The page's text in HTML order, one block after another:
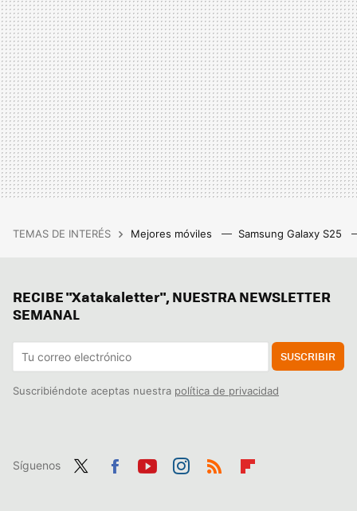
TEMAS DE INTERÉS Mejores móviles Samsung Galaxy S25
RECIBE "Xatakaletter", NUESTRA NEWSLETTER
SEMANAL
SUSCRIBIR
Suscribiéndote aceptas nuestra política de privacidad
Síguenos